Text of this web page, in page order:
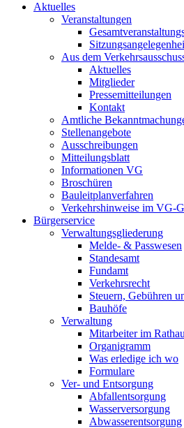
Aktuelles
Veranstaltungen
Aus dem
Aktuelles
Mitglieder
Pressemitteilungen
Kontakt
Amtliche
Stellenangebote
Ausschreibungen
Mitteilungsblatt
Informationen VG
Broschüren
Bauleitplanverfahren
Verkehrshinweise im VG-
Bürgerservice
Verwaltungsgliederung
Melde- & Passwesen
Standesamt
Fundamt
Verkehrsrecht
Steuern, Gebühren
Bauhöfe
Verwaltung
Mitarbeiter im
Organigramm
Was erledige ich wo
Formulare
Ver- und Entsorgung
Abfallentsorgung
Wasserversorgung
Abwasserentsorgung